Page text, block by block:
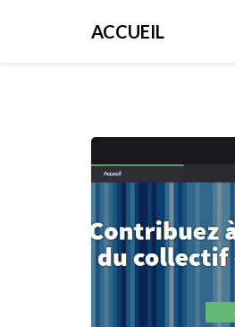
ACCUEIL